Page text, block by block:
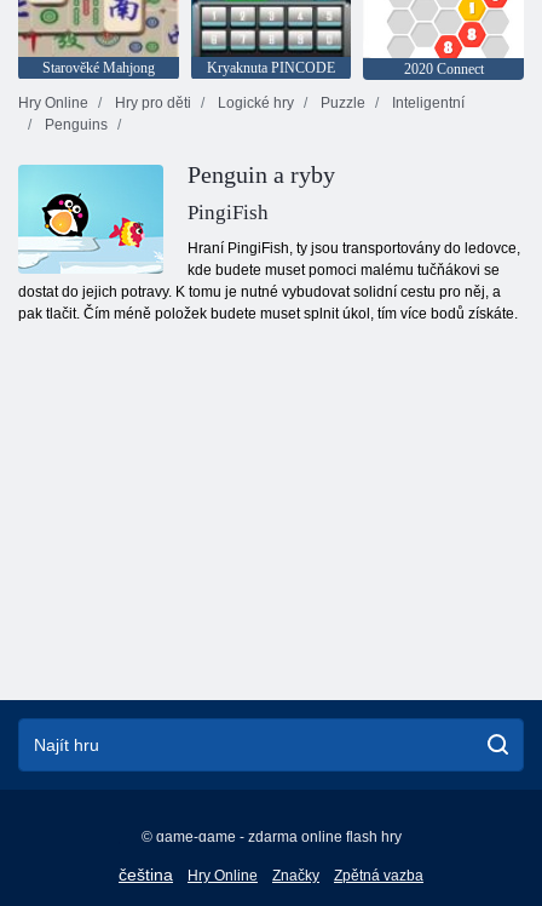
Starověké Mahjong Kryaknuta PINCODE
2020 Connect
Hry Online
Hry pro děti Logické hry Puzzle
Inteligentní
Penguins
Penguin a ryby
PingiFish
Hraní PingiFish, ty jsou transportovány do ledovce,
kde budete muset pomoci malému tučňákovi se
dostat do jejich potravy. K tomu je nutné vybudovat solidní cestu pro něj, a
pak tlačit. Čím méně položek budete muset splnit úkol, tím více bodů získáte.
© game-game - zdarma online flash hry
čeština
English
Hry Online Značky Zpětná vazba